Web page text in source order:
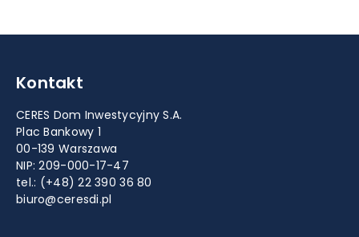
Kontakt
CERES Dom Inwestycyjny S.A.
Plac Bankowy 1
00-139 Warszawa
NIP: 209-000-17-47
tel.: (+48) 22 390 36 80
biuro@ceresdi.pl